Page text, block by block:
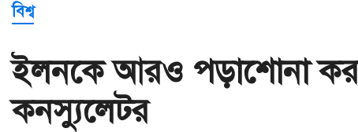
বাণিজ্য
বিনোদন
খেলাধুলা
বিশ্ব
ইলনকে আরও পড়াশোনা
কনস্যুলেটর